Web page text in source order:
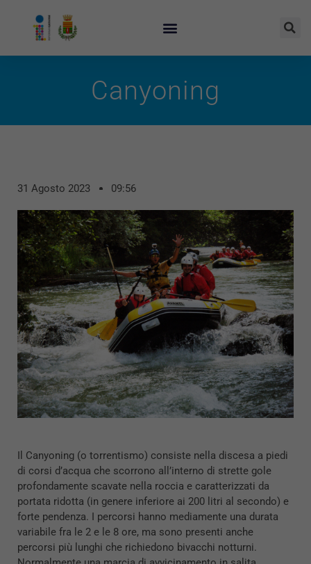
Canyoning
31 Agosto 2023 09:56
Il Canyoning (o torrentismo) consiste nella discesa a piedi
di corsi d’acqua che scorrono all’interno di strette gole
profondamente scavate nella roccia e caratterizzati da
portata ridotta (in genere inferiore ai 200 litri al secondo) e
forte pendenza. I percorsi hanno mediamente una durata
variabile fra le 2 e le 8 ore, ma sono presenti anche
percorsi più lunghi che richiedono bivacchi notturni.